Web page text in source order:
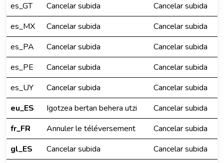
es_GT
Cancelar subida
Cancelar subida
es_MX
Cancelar subida
Cancelar subida
es_PA
Cancelar subida
Cancelar subida
es_PE
Cancelar subida
Cancelar subida
es_UY
Cancelar subida
Cancelar subida
eu_ES
Igotzea bertan behera utzi
Cancelar subida
fr_FR
Annuler le téléversement
Cancelar subida
gl_ES
Cancelar subida
Cancelar subida